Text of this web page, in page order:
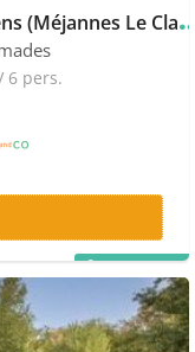
amping Residence Club
6 pers.